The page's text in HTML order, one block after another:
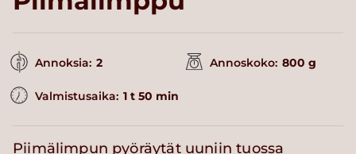
Annoksia: 2 Annoskoko: 800 g
Valmistusaika: 1 t 50 min
Piimälimpun pyöräytät uuniin tuossa